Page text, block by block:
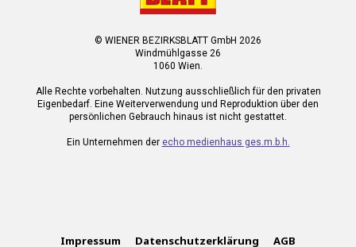
© WIENER BEZIRKSBLATT GmbH 2026
Windmühlgasse 26
1060 Wien.
Alle Rechte vorbehalten. Nutzung ausschließlich für den privaten
Eigenbedarf. Eine Weiterverwendung und Reproduktion über den
persönlichen Gebrauch hinaus ist nicht gestattet.
Ein Unternehmen der echo medienhaus ges.m.b.h.
Impressum Datenschutzerklärung AGB